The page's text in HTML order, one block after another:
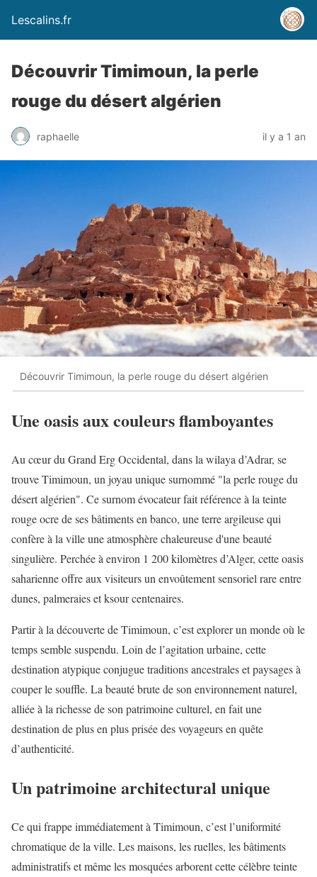
Lescalins.fr
Découvrir Timimoun, la perle
rouge du désert algérien
raphaelle il y a 1 an
Découvrir Timimoun, la perle rouge du désert algérien
Une oasis aux couleurs flamboyantes
Au cœur du Grand Erg Occidental, dans la wilaya d’Adrar, se
trouve Timimoun, un joyau unique surnommé "la perle rouge du
désert algérien". Ce surnom évocateur fait référence à la teinte
rouge ocre de ses bâtiments en banco, une terre argileuse qui
confère à la ville une atmosphère chaleureuse d'une beauté
singulière. Perchée à environ 1 200 kilomètres d’Alger, cette oasis
saharienne offre aux visiteurs un envoûtement sensoriel rare entre
dunes, palmeraies et ksour centenaires.
Partir à la découverte de Timimoun, c’est explorer un monde où le
temps semble suspendu. Loin de l’agitation urbaine, cette
destination atypique conjugue traditions ancestrales et paysages à
couper le souffle. La beauté brute de son environnement naturel,
alliée à la richesse de son patrimoine culturel, en fait une
destination de plus en plus prisée des voyageurs en quête
d’authenticité.
Un patrimoine architectural unique
Ce qui frappe immédiatement à Timimoun, c’est l’uniformité
chromatique de la ville. Les maisons, les ruelles, les bâtiments
administratifs et même les mosquées arborent cette célèbre teinte